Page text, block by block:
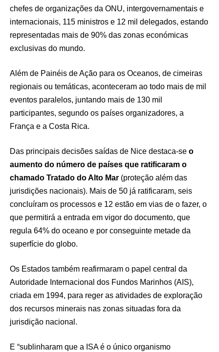
chefes de organizações da ONU, intergovernamentais e
internacionais, 115 ministros e 12 mil delegados, estando
representadas mais de 90% das zonas económicas
exclusivas do mundo.
Além de Painéis de Ação para os Oceanos, de cimeiras
regionais ou temáticas, aconteceram ao todo mais de mil
eventos paralelos, juntando mais de 130 mil
participantes, segundo os países organizadores, a
França e a Costa Rica.
Das principais decisões saídas de Nice destaca-se o
aumento do número de países que ratificaram o
chamado Tratado do Alto Mar (proteção além das
jurisdições nacionais). Mais de 50 já ratificaram, seis
concluíram os processos e 12 estão em vias de o fazer, o
que permitirá a entrada em vigor do documento, que
regula 64% do oceano e por conseguinte metade da
superfície do globo.
Os Estados também reafirmaram o papel central da
Autoridade Internacional dos Fundos Marinhos (AIS),
criada em 1994, para reger as atividades de exploração
dos recursos minerais nas zonas situadas fora da
jurisdição nacional.
E “sublinharam que a ISA é o único organismo